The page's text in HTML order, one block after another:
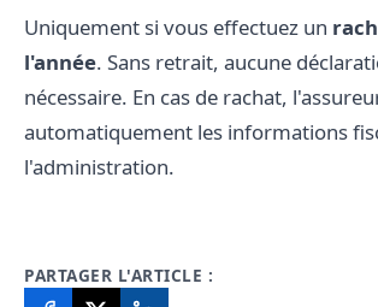
Uniquement si vous effectuez un
l'année. Sans retrait, aucune
nécessaire. En cas de rachat,
automatiquement les informations
l'administration.
PARTAGER L'ARTICLE :